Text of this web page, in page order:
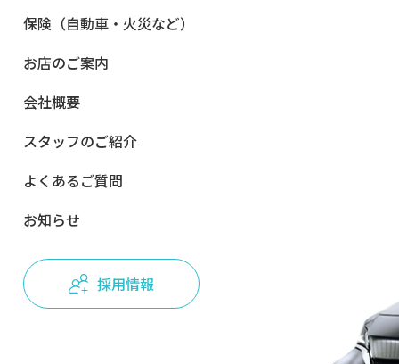
保険（自動車・火災など）
お店のご案内
会社概要
スタッフのご紹介
よくあるご質問
お知らせ
採用情報